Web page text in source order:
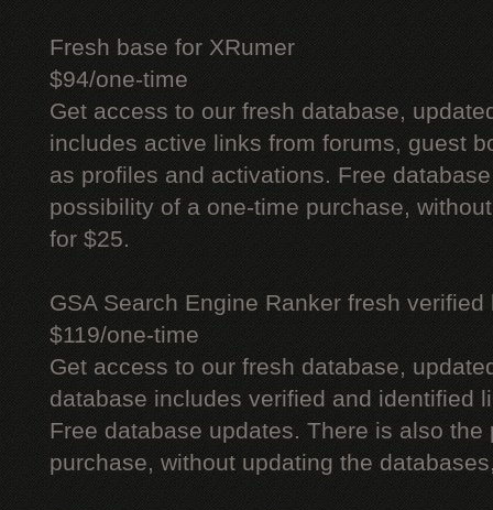
Fresh base for XRumer
$94/one-time
Get access to our fresh database,
includes active links from forums, guest
as profiles and activations. Free
possibility of a one-time purchase,
for $25.
GSA Search Engine Ranker fresh verified
$119/one-time
Get access to our fresh database,
database includes verified and identified
Free database updates. There is also
purchase, without updating the